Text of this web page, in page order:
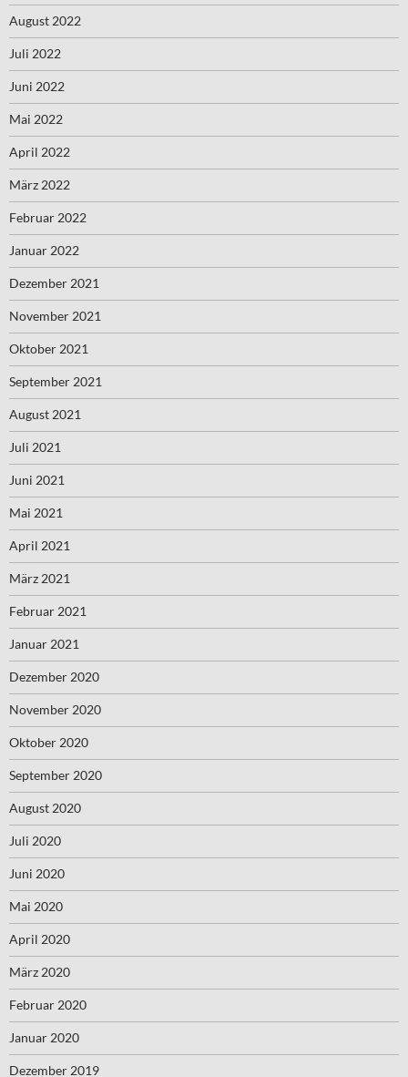
August 2022
Juli 2022
Juni 2022
Mai 2022
April 2022
März 2022
Februar 2022
Januar 2022
Dezember 2021
November 2021
Oktober 2021
September 2021
August 2021
Juli 2021
Juni 2021
Mai 2021
April 2021
März 2021
Februar 2021
Januar 2021
Dezember 2020
November 2020
Oktober 2020
September 2020
August 2020
Juli 2020
Juni 2020
Mai 2020
April 2020
März 2020
Februar 2020
Januar 2020
Dezember 2019